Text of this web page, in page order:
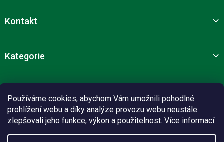
Používáme cookies, abychom Vám umožnili pohodlné
prohlížení webu a díky analýze provozu webu neustále
zlepšovali jeho funkce, výkon a použitelnost. Více informací
Kontakt
Kategorie
Sledujte nás